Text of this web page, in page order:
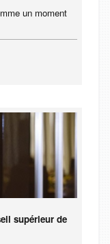
un moment
supérieur de